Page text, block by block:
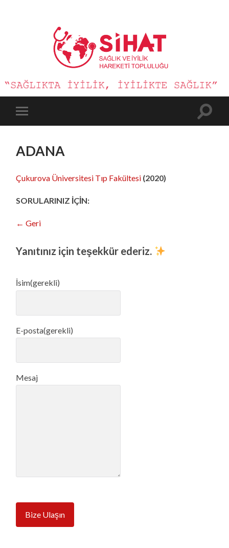
Sağlık
ve
İyilik
mobile
Toggle
ADANA
Çukurova Üniversitesi Tıp Fakültesi (2020)
SORULARINIZ İÇİN:
← Geri
Yanıtınız için teşekkür ederiz.
İsim(gerekli)
E-posta(gerekli)
Mesaj
Bize Ulaşın